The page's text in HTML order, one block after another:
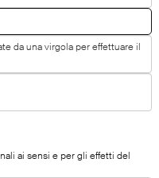
ai sensi e per gli effetti del